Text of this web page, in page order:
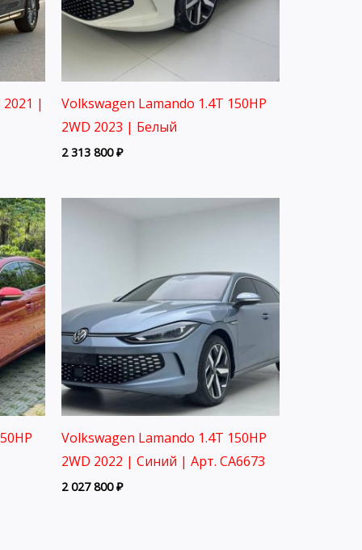
2021 |
Volkswagen Lamando 1.4T 150HP
2WD 2023 | Белый
2 313 800₽
Volkswagen Lamando 1.4T 150HP
2WD 2022 | Синий | Арт. CA6673
2 027 800₽